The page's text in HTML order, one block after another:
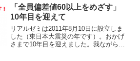
ます。また、既存生徒様でも身内に高齢
者の方がいるなど塾に越さ...
「全員偏差値60以上をめざす」
10年目を迎えて
リアルゼミは2011年8月10日に設立しま
した（東日本大震災の年です）。おかげ
さまで10年目を迎えました。我ながら何